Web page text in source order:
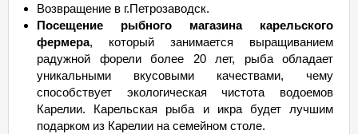
Возвращение в г.Петрозаводск.
Посещение рыбного магазина карельского
фермера, который занимается выращиванием
радужной форели более 20 лет, рыба обладает
уникальными вкусовыми качествами, чему
способствует экологическая чистота водоемов
Карелии. Карельская рыба и икра будет лучшим
подарком из Карелии на семейном столе.